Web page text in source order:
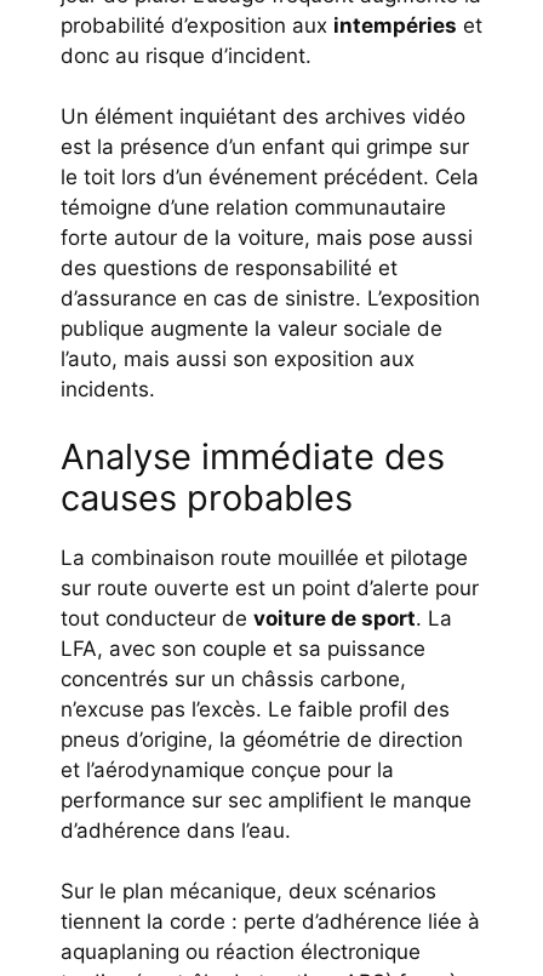
probabilité d’exposition aux intempéries et
donc au risque d’incident.
Un élément inquiétant des archives vidéo
est la présence d’un enfant qui grimpe sur
le toit lors d’un événement précédent. Cela
témoigne d’une relation communautaire
forte autour de la voiture, mais pose aussi
des questions de responsabilité et
d’assurance en cas de sinistre. L’exposition
publique augmente la valeur sociale de
l’auto, mais aussi son exposition aux
incidents.
Analyse immédiate des
causes probables
La combinaison route mouillée et pilotage
sur route ouverte est un point d’alerte pour
tout conducteur de voiture de sport. La
LFA, avec son couple et sa puissance
concentrés sur un châssis carbone,
n’excuse pas l’excès. Le faible profil des
pneus d’origine, la géométrie de direction
et l’aérodynamique conçue pour la
performance sur sec amplifient le manque
d’adhérence dans l’eau.
Sur le plan mécanique, deux scénarios
tiennent la corde : perte d’adhérence liée à
aquaplaning ou réaction électronique